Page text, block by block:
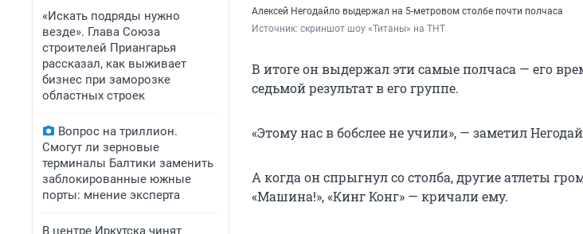
«Искать подряды нужно
везде». Глава Союза
строителей Приангарья
рассказал, как выживает
бизнес при заморозке
областных строек
Вопрос на триллион.
Смогут ли зерновые
терминалы Балтики заменить
заблокированные южные
порты: мнение эксперта
В центре Иркутска чинят
Алексей Негодайло выдержал на 5-метровом столбе почти полчаса
Источник: скриншот шоу «Титаны» на ТНТ
В итоге он выдержал эти самые полчаса — его
седьмой результат в его группе.
«Этому нас в бобслее не учили», — заметил
А когда он спрыгнул со столба, другие атлеты
«Машина!», «Кинг Конг» — кричали ему.